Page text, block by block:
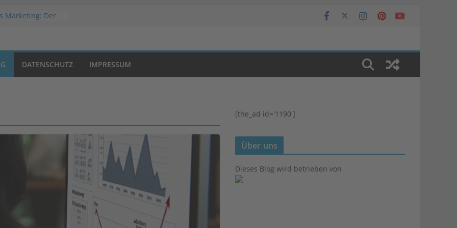
Marketing: Der
DATENSCHUTZ IMPRESSUM
[the_ad id='1190']
Über uns
Dieses Blog wird betrieben von